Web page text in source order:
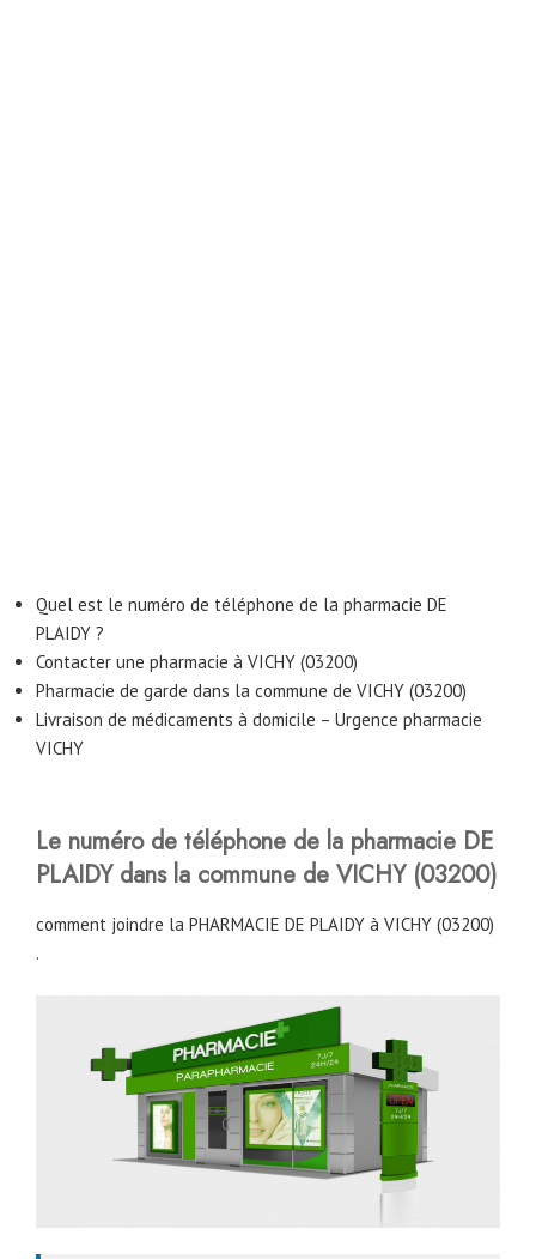
Quel est le numéro de téléphone de la pharmacie DE
PLAIDY ?
Contacter une pharmacie à VICHY (03200)
Pharmacie de garde dans la commune de VICHY (03200)
Livraison de médicaments à domicile – Urgence pharmacie
VICHY
Le numéro de téléphone de la pharmacie DE
PLAIDY dans la commune de VICHY (03200)
comment joindre la PHARMACIE DE PLAIDY à VICHY (03200)
.